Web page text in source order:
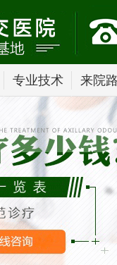
专业技术 来院